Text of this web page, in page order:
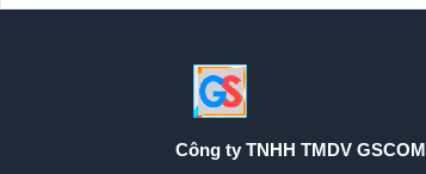
Công ty TNHH TMDV GSCOM